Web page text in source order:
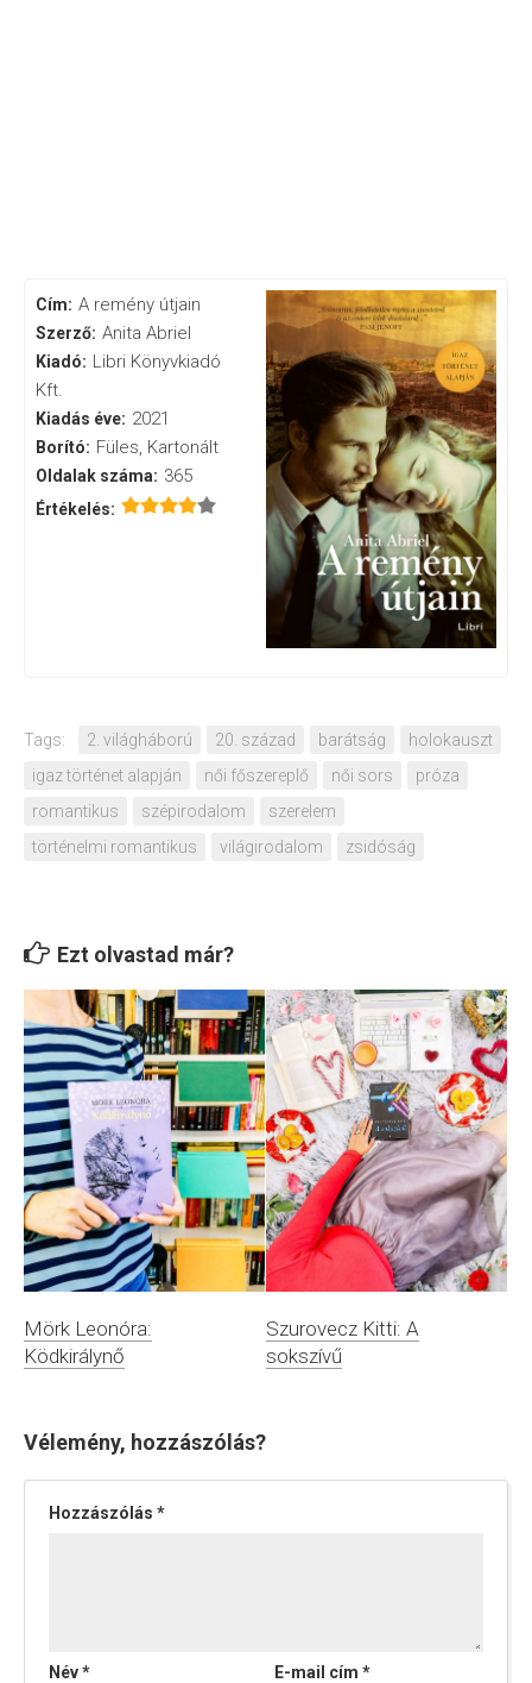
Cím: A remény útjain
Szerző: Anita Abriel
Kiadó: Libri Könyvkiadó
Kft.
Kiadás éve: 2021
Borító: Füles, Kartonált
Oldalak száma: 365
Értékelés:
Tags: 2. világháború 20. század barátság
holokauszt
igaz történet alapján
női főszereplő női sors
próza
romantikus
szépirodalom
szerelem
történelmi romantikus
világirodalom zsidóság
Ezt olvastad már?
Mörk Leonóra:
Ködkirálynő
Szurovecz Kitti: A
sokszívű
Vélemény, hozzászólás?
Hozzászólás *
Név* E-mail cím*